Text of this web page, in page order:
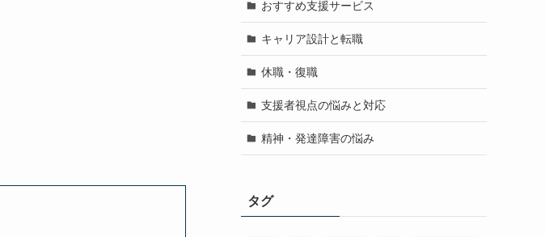
おすすめ支援サービス
キャリア設計と転職
休職・復職
支援者視点の悩みと対応
精神・発達障害の悩み
タグ